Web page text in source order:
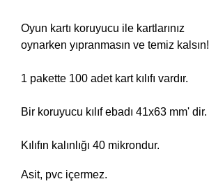
Oyun kartı koruyucu ile kartlarınız
oynarken yıpranmasın ve temiz kalsın!
1 pakette 100 adet kart kılıfı vardır.
Bir koruyucu kılıf ebadı 41x63 mm' dir.
Kılıfın kalınlığı 40 mikrondur.
Asit, pvc içermez.